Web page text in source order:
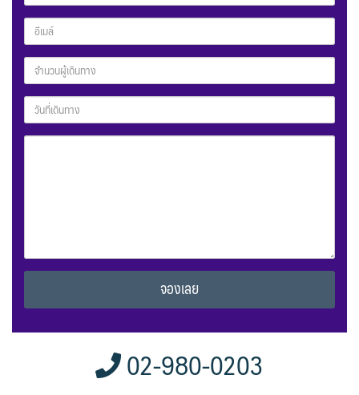
Alternative:
02-980-0203